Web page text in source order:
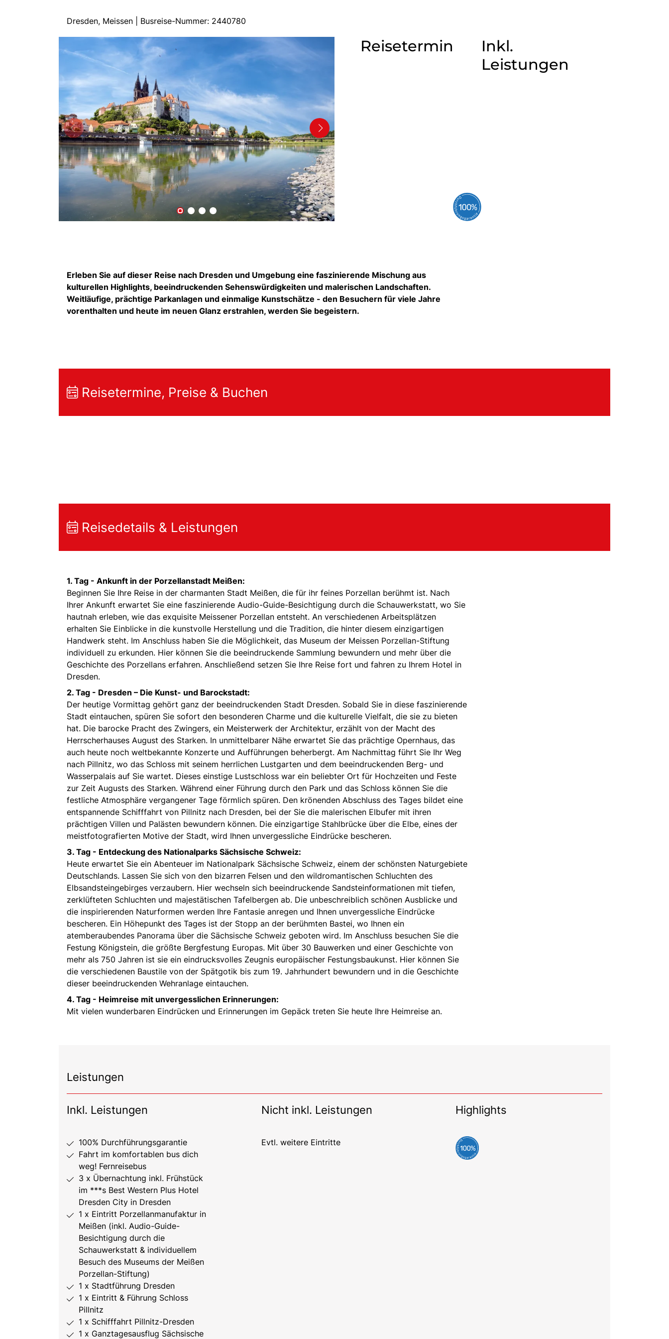
Dresden, Meissen | Busreise-Nummer: 2440780
Reisetermin
Inkl.
Leistungen
Erleben Sie auf dieser Reise nach Dresden und Umgebung eine faszinierende Mischung aus
kulturellen Highlights, beeindruckenden Sehenswürdigkeiten und malerischen Landschaften.
Weitläufige, prächtige Parkanlagen und einmalige Kunstschätze - den Besuchern für viele Jahre
vorenthalten und heute im neuen Glanz erstrahlen, werden Sie begeistern.
Reisetermine, Preise & Buchen
Reisedetails & Leistungen
1. Tag - Ankunft in der Porzellanstadt Meißen:
Beginnen Sie Ihre Reise in der charmanten Stadt Meißen, die für ihr feines Porzellan berühmt ist. Nach
Ihrer Ankunft erwartet Sie eine faszinierende Audio-Guide-Besichtigung durch die Schauwerkstatt, wo Sie
hautnah erleben, wie das exquisite Meissener Porzellan entsteht. An verschiedenen Arbeitsplätzen
erhalten Sie Einblicke in die kunstvolle Herstellung und die Tradition, die hinter diesem einzigartigen
Handwerk steht. Im Anschluss haben Sie die Möglichkeit, das Museum der Meissen Porzellan-Stiftung
individuell zu erkunden. Hier können Sie die beeindruckende Sammlung bewundern und mehr über die
Geschichte des Porzellans erfahren. Anschließend setzen Sie Ihre Reise fort und fahren zu Ihrem Hotel in
Dresden.
2. Tag - Dresden – Die Kunst- und Barockstadt:
Der heutige Vormittag gehört ganz der beeindruckenden Stadt Dresden. Sobald Sie in diese faszinierende
Stadt eintauchen, spüren Sie sofort den besonderen Charme und die kulturelle Vielfalt, die sie zu bieten
hat. Die barocke Pracht des Zwingers, ein Meisterwerk der Architektur, erzählt von der Macht des
Herrscherhauses August des Starken. In unmittelbarer Nähe erwartet Sie das prächtige Opernhaus, das
auch heute noch weltbekannte Konzerte und Aufführungen beherbergt. Am Nachmittag führt Sie Ihr Weg
nach Pillnitz, wo das Schloss mit seinem herrlichen Lustgarten und dem beeindruckenden Berg- und
Wasserpalais auf Sie wartet. Dieses einstige Lustschloss war ein beliebter Ort für Hochzeiten und Feste
zur Zeit Augusts des Starken. Während einer Führung durch den Park und das Schloss können Sie die
festliche Atmosphäre vergangener Tage förmlich spüren. Den krönenden Abschluss des Tages bildet eine
entspannende Schifffahrt von Pillnitz nach Dresden, bei der Sie die malerischen Elbufer mit ihren
prächtigen Villen und Palästen bewundern können. Die einzigartige Stahlbrücke über die Elbe, eines der
meistfotografierten Motive der Stadt, wird Ihnen unvergessliche Eindrücke bescheren.
3. Tag - Entdeckung des Nationalparks Sächsische Schweiz:
Heute erwartet Sie ein Abenteuer im Nationalpark Sächsische Schweiz, einem der schönsten Naturgebiete
Deutschlands. Lassen Sie sich von den bizarren Felsen und den wildromantischen Schluchten des
Elbsandsteingebirges verzaubern. Hier wechseln sich beeindruckende Sandsteinformationen mit tiefen,
zerklüfteten Schluchten und majestätischen Tafelbergen ab. Die unbeschreiblich schönen Ausblicke und
die inspirierenden Naturformen werden Ihre Fantasie anregen und Ihnen unvergessliche Eindrücke
bescheren. Ein Höhepunkt des Tages ist der Stopp an der berühmten Bastei, wo Ihnen ein
atemberaubendes Panorama über die Sächsische Schweiz geboten wird. Im Anschluss besuchen Sie die
Festung Königstein, die größte Bergfestung Europas. Mit über 30 Bauwerken und einer Geschichte von
mehr als 750 Jahren ist sie ein eindrucksvolles Zeugnis europäischer Festungsbaukunst. Hier können Sie
die verschiedenen Baustile von der Spätgotik bis zum 19. Jahrhundert bewundern und in die Geschichte
dieser beeindruckenden Wehranlage eintauchen.
4. Tag - Heimreise mit unvergesslichen Erinnerungen:
Mit vielen wunderbaren Eindrücken und Erinnerungen im Gepäck treten Sie heute Ihre Heimreise an.
Leistungen
Inkl. Leistungen
100% Durchführungsgarantie
Fahrt im komfortablen bus dich
weg! Fernreisebus
3 x Übernachtung inkl. Frühstück
im ***s Best Western Plus Hotel
Dresden City in Dresden
1 x Eintritt Porzellanmanufaktur in
Meißen (inkl. Audio-Guide-
Besichtigung durch die
Schauwerkstatt & individuellem
Besuch des Museums der Meißen
Porzellan-Stiftung)
1 x Stadtführung Dresden
1 x Eintritt & Führung Schloss
Pillnitz
1 x Schifffahrt Pillnitz-Dresden
1 x Ganztagesausflug Sächsische
Nicht inkl. Leistungen
Evtl. weitere Eintritte
Highlights